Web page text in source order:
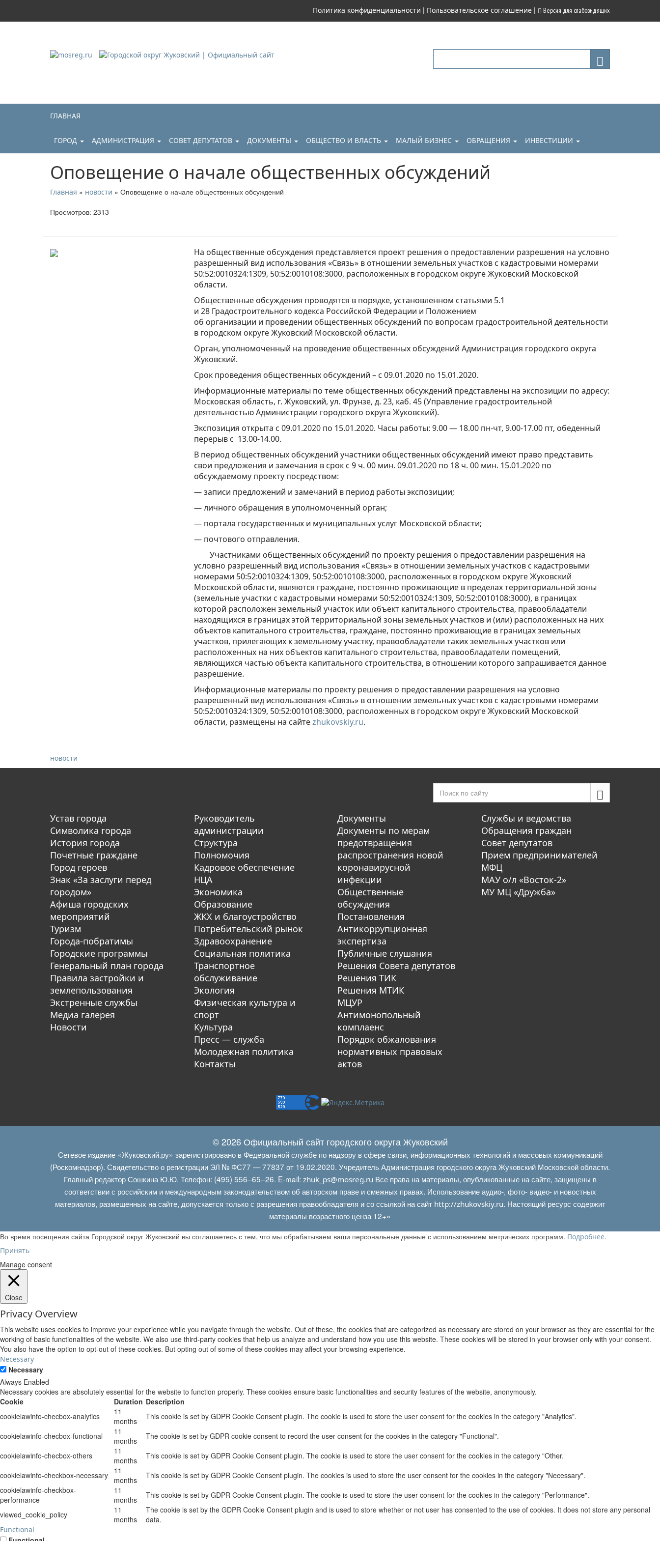
Политика конфиденциальности | Пользовательское соглашение | Версия для слабовидящих
ГЛАВНАЯ
ГОРОД АДМИНИСТРАЦИЯ СОВЕТ ДЕПУТАТОВ ДОКУМЕНТЫ ОБЩЕСТВО И ВЛАСТЬ МАЛЫЙ БИЗНЕС ОБРАЩЕНИЯ ИНВЕСТИЦИИ
Оповещение о начале общественных обсуждений
Главная » новости » Оповещение о начале общественных обсуждений
Просмотров: 2313
На общественные обсуждения представляется проект решения о предоставлении разрешения на условно
разрешенный вид использования «Связь» в отношении земельных участков с кадастровыми номерами
50:52:0010324:1309, 50:52:0010108:3000, расположенных в городском округе Жуковский Московской
области.
Общественные обсуждения проводятся в порядке, установленном статьями 5.1
и 28 Градостроительного кодекса Российской Федерации и Положением
об организации и проведении общественных обсуждений по вопросам градостроительной деятельности
в городском округе Жуковский Московской области.
Орган, уполномоченный на проведение общественных обсуждений Администрация городского округа
Жуковский.
Срок проведения общественных обсуждений – с 09.01.2020 по 15.01.2020.
Информационные материалы по теме общественных обсуждений представлены на экспозиции по адресу:
Московская область, г. Жуковский, ул. Фрунзе, д. 23, каб. 45 (Управление градостроительной
деятельностью Администрации городского округа Жуковский).
Экспозиция открыта с 09.01.2020 по 15.01.2020. Часы работы: 9.00 — 18.00 пн-чт, 9.00-17.00 пт, обеденный
перерыв с 13.00-14.00.
В период общественных обсуждений участники общественных обсуждений имеют право представить
свои предложения и замечания в срок с 9 ч. 00 мин. 09.01.2020 по 18 ч. 00 мин. 15.01.2020 по
обсуждаемому проекту посредством:
— записи предложений и замечаний в период работы экспозиции;
— личного обращения в уполномоченный орган;
— портала государственных и муниципальных услуг Московской области;
— почтового отправления.
Участниками общественных обсуждений по проекту решения о предоставлении разрешения на
условно разрешенный вид использования «Связь» в отношении земельных участков с кадастровыми
номерами 50:52:0010324:1309, 50:52:0010108:3000, расположенных в городском округе Жуковский
Московской области, являются граждане, постоянно проживающие в пределах территориальной зоны
(земельные участки с кадастровыми номерами 50:52:0010324:1309, 50:52:0010108:3000), в границах
которой расположен земельный участок или объект капитального строительства, правообладатели
находящихся в границах этой территориальной зоны земельных участков и (или) расположенных на них
объектов капитального строительства, граждане, постоянно проживающие в границах земельных
участков, прилегающих к земельному участку, правообладатели таких земельных участков или
расположенных на них объектов капитального строительства, правообладатели помещений,
являющихся частью объекта капитального строительства, в отношении которого запрашивается данное
разрешение.
Информационные материалы по проекту решения о предоставлении разрешения на условно
разрешенный вид использования «Связь» в отношении земельных участков с кадастровыми номерами
50:52:0010324:1309, 50:52:0010108:3000, расположенных в городском округе Жуковский Московской
области, размещены на сайтеzhukovskiy.ru.
новости
Устав города
Символика города
История города
Почетные граждане
Город героев
Знак «За заслуги перед
городом»
Афиша городских
мероприятий
Туризм
Города-побратимы
Городские программы
Генеральный план города
Правила застройки и
землепользования
Экстренные службы
Медиа галерея
Новости
Руководитель
администрации
Структура
Полномочия
Кадровое обеспечение
НЦА
Экономика
Образование
ЖКХ и благоустройство
Потребительский рынок
Здравоохранение
Социальная политика
Транспортное
обслуживание
Экология
Физическая культура и
спорт
Культура
Пресс — служба
Молодежная политика
Контакты
Документы
Документы по мерам
предотвращения
распространения новой
коронавирусной
инфекции
Общественные
обсуждения
Постановления
Антикоррупционная
экспертиза
Публичные слушания
Решения Совета депутатов
Решения ТИК
Решения МТИК
МЦУР
Антимонопольный
комплаенс
Порядок обжалования
нормативных правовых
актов
Службы и ведомства
Обращения граждан
Совет депутатов
Прием предпринимателей
МФЦ
МАУ о/л «Восток-2»
МУ МЦ «Дружба»
© 2026 Официальный сайт городского округа Жуковский
Сетевое издание «Жуковский.ру» зарегистрировано в Федеральной службе по надзору в сфере связи, информационных технологий и массовых коммуникаций
(Роскомнадзор). Свидетельство о регистрации ЭЛ № ФС77 — 77837 от 19.02.2020. Учредитель Администрация городского округа Жуковский Московской области.
Главный редактор Сошкина Ю.Ю. Телефон: (495) 556–65–26. E‑mail: zhuk_ps@mosreg.ruВсе права на материалы, опубликованные на сайте, защищены в
соответствии с российским и международным законодательством об авторском праве и смежных правах. Использование аудио-, фото- видео- и новостных
материалов, размещенных на сайте, допускается только с разрешения правообладателя и со ссылкой на сайт http://zhukovskiy.ru. Настоящий ресурс содержит
материалы возрастного ценза 12+»
Во время посещения сайта Городской округ Жуковский вы соглашаетесь с тем, что мы обрабатываем ваши персональные данные с использованием метрических программ. Подробнее.
Принять
Manage consent
Close
Privacy Overview
This website uses cookies to improve your experience while you navigate through the website. Out of these, the cookies that are categorized as necessary are stored on your browser as they are essential for the
working of basic functionalities of the website. We also use third-party cookies that help us analyze and understand how you use this website. These cookies will be stored in your browser only with your consent.
You also have the option to opt-out of these cookies. But opting out of some of these cookies may affect your browsing experience.
Necessary
Necessary
Always Enabled
Necessary cookies are absolutely essential for the website to function properly. These cookies ensure basic functionalities and security features of the website, anonymously.
Cookie
Duration Description
cookielawinfo-checbox-analytics
11
months
This cookie is set by GDPR Cookie Consent plugin. The cookie is used to store the user consent for the cookies in the category "Analytics".
cookielawinfo-checbox-functional
11
months
The cookie is set by GDPR cookie consent to record the user consent for the cookies in the category "Functional".
cookielawinfo-checbox-others
11
months
This cookie is set by GDPR Cookie Consent plugin. The cookie is used to store the user consent for the cookies in the category "Other.
cookielawinfo-checkbox-necessary
11
months
This cookie is set by GDPR Cookie Consent plugin. The cookies is used to store the user consent for the cookies in the category "Necessary".
cookielawinfo-checkbox-
performance
11
months
This cookie is set by GDPR Cookie Consent plugin. The cookie is used to store the user consent for the cookies in the category "Performance".
viewed_cookie_policy
11
months
The cookie is set by the GDPR Cookie Consent plugin and is used to store whether or not user has consented to the use of cookies. It does not store any personal
data.
Functional